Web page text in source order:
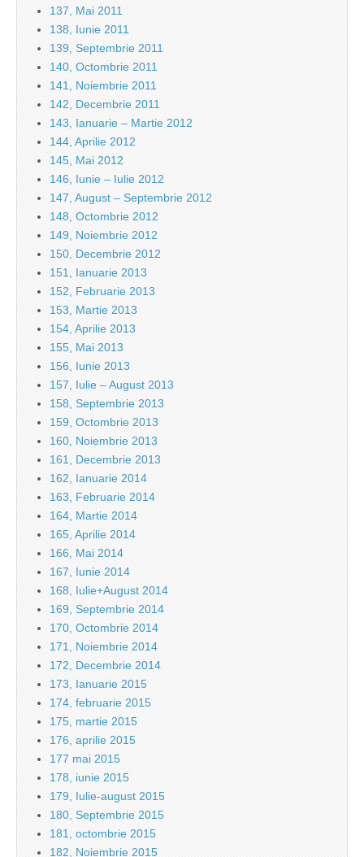
137, Mai 2011
138, Iunie 2011
139, Septembrie 2011
140, Octombrie 2011
141, Noiembrie 2011
142, Decembrie 2011
143, Ianuarie – Martie 2012
144, Aprilie 2012
145, Mai 2012
146, Iunie – Iulie 2012
147, August – Septembrie 2012
148, Octombrie 2012
149, Noiembrie 2012
150, Decembrie 2012
151, Ianuarie 2013
152, Februarie 2013
153, Martie 2013
154, Aprilie 2013
155, Mai 2013
156, Iunie 2013
157, Iulie – August 2013
158, Septembrie 2013
159, Octombrie 2013
160, Noiembrie 2013
161, Decembrie 2013
162, Ianuarie 2014
163, Februarie 2014
164, Martie 2014
165, Aprilie 2014
166, Mai 2014
167, Iunie 2014
168, Iulie+August 2014
169, Septembrie 2014
170, Octombrie 2014
171, Noiembrie 2014
172, Decembrie 2014
173, Ianuarie 2015
174, februarie 2015
175, martie 2015
176, aprilie 2015
177 mai 2015
178, iunie 2015
179, Iulie-august 2015
180, Septembrie 2015
181, octombrie 2015
182, Noiembrie 2015